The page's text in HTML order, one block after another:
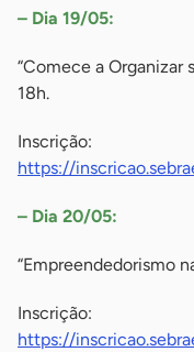
– Dia 19/05:
“Comece a Organizar
18h.
Inscrição:
https://
– Dia 20/05:
“Empreendedorismo
Inscrição:
https://